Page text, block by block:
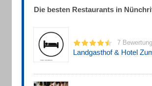
Die besten Restaurants in
7
Landgasthof & Hotel